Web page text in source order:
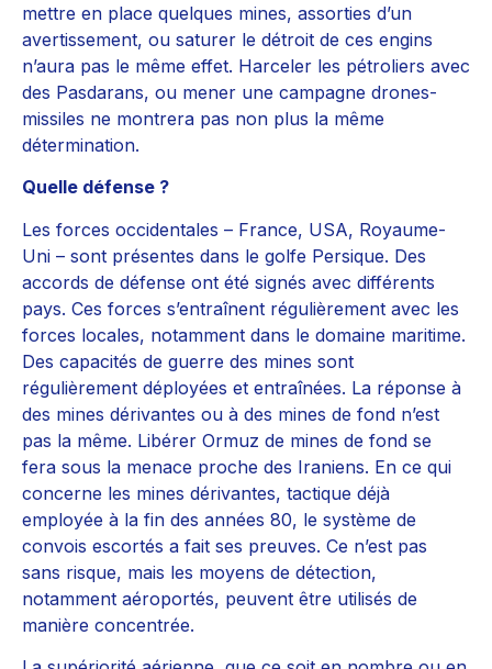
mettre en place quelques mines, assorties d’un
avertissement, ou saturer le détroit de ces engins
n’aura pas le même effet. Harceler les pétroliers avec
des Pasdarans, ou mener une campagne drones-
missiles ne montrera pas non plus la même
détermination.
Quelle défense ?
Les forces occidentales – France, USA, Royaume-
Uni – sont présentes dans le golfe Persique. Des
accords de défense ont été signés avec différents
pays. Ces forces s’entraînent régulièrement avec les
forces locales, notamment dans le domaine maritime.
Des capacités de guerre des mines sont
régulièrement déployées et entraînées. La réponse à
des mines dérivantes ou à des mines de fond n’est
pas la même. Libérer Ormuz de mines de fond se
fera sous la menace proche des Iraniens. En ce qui
concerne les mines dérivantes, tactique déjà
employée à la fin des années 80, le système de
convois escortés a fait ses preuves. Ce n’est pas
sans risque, mais les moyens de détection,
notamment aéroportés, peuvent être utilisés de
manière concentrée.